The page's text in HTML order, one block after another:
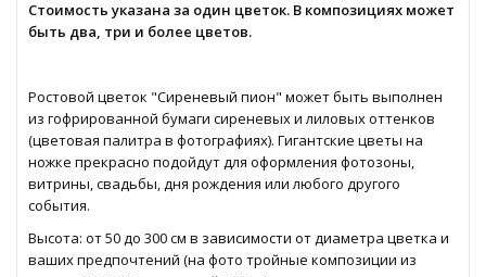
Стоимость указана за один цветок. В композициях может
быть два, три и более цветов.
Ростовой цветок "Сиреневый пион" может быть выполнен
из гофрированной бумаги сиреневых и лиловых оттенков
(цветовая палитра в фотографиях). Гигантские цветы на
ножке прекрасно подойдут для оформления фотозоны,
витрины, свадьбы, дня рождения или любого другого
события.
Высота: от 50 до 300 см в зависимости от диаметра цветка и
ваших предпочтений (на фото тройные композиции из